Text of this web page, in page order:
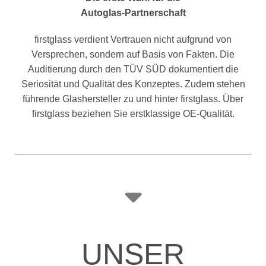
Autoglas-Partnerschaft
firstglass verdient Vertrauen nicht aufgrund von
Versprechen, sondern auf Basis von Fakten. Die
Auditierung durch den TÜV SÜD dokumentiert die
Seriosität und Qualität des Konzeptes. Zudem stehen
führende Glashersteller zu und hinter firstglass. Über
firstglass beziehen Sie erstklassige OE-Qualität.
UNSER